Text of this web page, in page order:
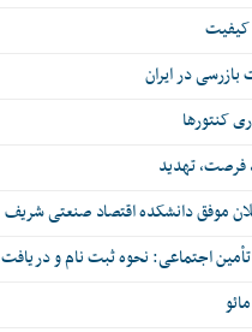
کیفیت
در ایران
کنتورها
تهدید
موفق دانشکده اقتصاد صنعتی شریف
اجتماعی: نحوه ثبت نام و دریافت